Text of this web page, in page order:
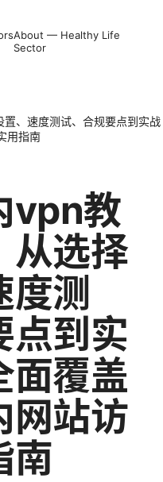
About — Healthy Life
Sector
、速度测试、合规要点到实战
用指南
vpn教
从选择
度测
点到实
面覆盖
网站访
南